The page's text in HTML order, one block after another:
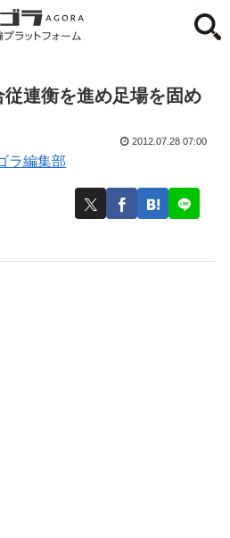
従連衡を進め足場を固め
ラ編集部
2012.07.28 07:00